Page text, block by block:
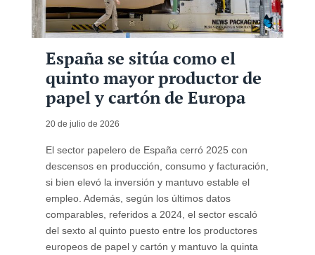
España se sitúa como el
quinto mayor productor de
papel y cartón de Europa
20 de julio de 2026
El sector papelero de España cerró 2025 con
descensos en producción, consumo y facturación,
si bien elevó la inversión y mantuvo estable el
empleo. Además, según los últimos datos
comparables, referidos a 2024, el sector escaló
del sexto al quinto puesto entre los productores
europeos de papel y cartón y mantuvo la quinta